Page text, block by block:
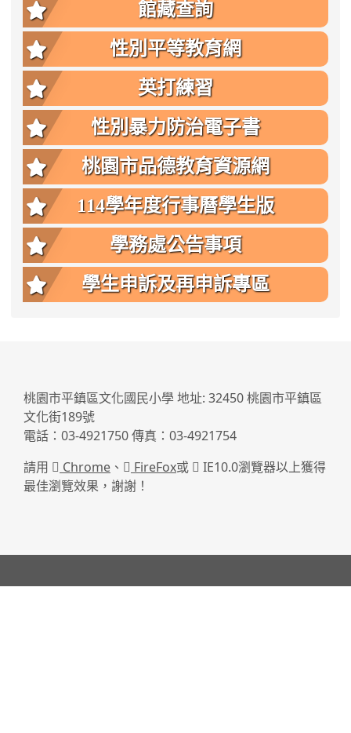
館藏查詢
性別平等教育網
英打練習
性別暴力防治電子書
桃園市品德教育資源網
114學年度行事曆學生版
學務處公告事項
學生申訴及再申訴專區
桃園市平鎮區文化國民小學 地址: 32450 桃園市平鎮區
文化街189號
電話：03-4921750 傳真：03-4921754
請用
Chrome 、 FireFox或
IE10.0瀏覽器以上獲得
最佳瀏覽效果，謝謝！